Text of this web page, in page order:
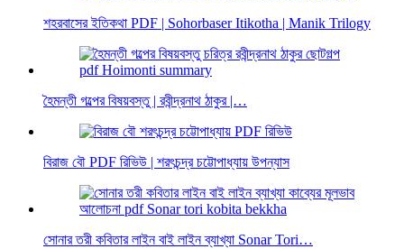
শহরবাসের ইতিকথা PDF | Sohorbaser Itikotha | Manik Trilogy
হৈমন্তী গল্পের বিষয়বস্তু | রবীন্দ্রনাথ ঠাকুর |…
বিরাজ বৌ PDF রিভিউ | শরৎচন্দ্র চট্টোপাধ্যায় উপন্যাস
সোনার তরী কবিতার লাইন বাই লাইন ব্যাখ্যা Sonar Tori…